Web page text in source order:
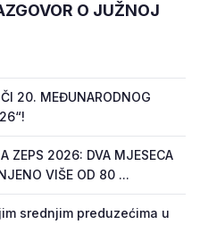
O JUŽNOJ
20. MEĐUNARODNOG
ZEPS 2026: DVA MJESECA
VIŠE OD 80 ...
srednjim preduzećima u